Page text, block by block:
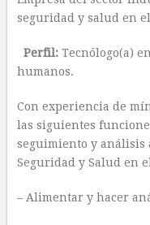
seguridad y salud en
Perfil:Tecnólogo(a)
humanos.
Con experiencia de
las siguientes
seguimiento y análisis
Seguridad y Salud en
– Alimentar y hacer